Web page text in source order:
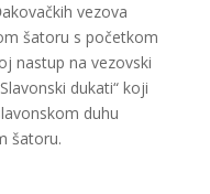
vezova
šatoru s početkom
nastup na vezovski
dukati“ koji
duhu
šatoru.